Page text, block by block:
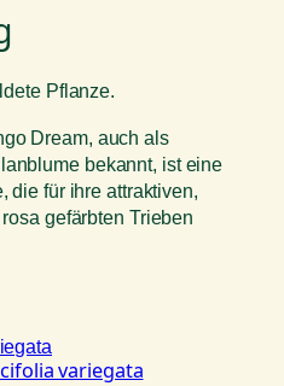
Pflanze.
Dream, auch als
bekannt, ist eine
die für ihre attraktiven,
gefärbten Trieben
variegata